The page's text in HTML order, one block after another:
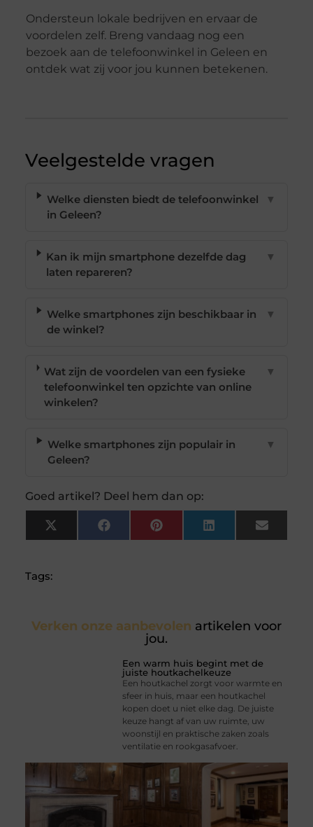
Ondersteun lokale bedrijven en ervaar de
voordelen zelf. Breng vandaag nog een
bezoek aan de telefoonwinkel in Geleen en
ontdek wat zij voor jou kunnen betekenen.
Veelgestelde vragen
Welke diensten biedt de telefoonwinkel
in Geleen?
▼
Kan ik mijn smartphone dezelfde dag
laten repareren?
▼
Welke smartphones zijn beschikbaar in
de winkel?
▼
Wat zijn de voordelen van een fysieke
telefoonwinkel ten opzichte van online
winkelen?
▼
Welke smartphones zijn populair in
Geleen?
▼
Goed artikel? Deel hem dan op:
X
(Twitter)
FacebookPinterest LinkedIn Email
Tags:
Verken onze aanbevolen artikelen voor
jou.
Een warm huis begint met de
juiste houtkachelkeuze
Een houtkachel zorgt voor warmte en
sfeer in huis, maar een houtkachel
kopen doet u niet elke dag. De juiste
keuze hangt af van uw ruimte, uw
woonstijl en praktische zaken zoals
ventilatie en rookgasafvoer.